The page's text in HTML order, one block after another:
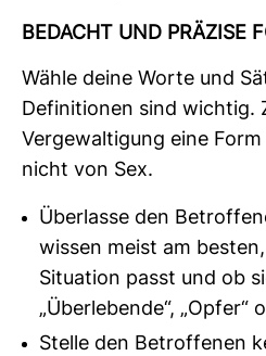
BEDACHT UND PRÄ­ZISE
Wähle deine Worte und
Defi­ni­tionen sind wichtig.
Ver­ge­wal­ti­gung eine
nicht von Sex.
Überlasse den
wissen meist am
Situation passt und ob
„Überlebende“, „Opfer“
Stelle den Betroffenen